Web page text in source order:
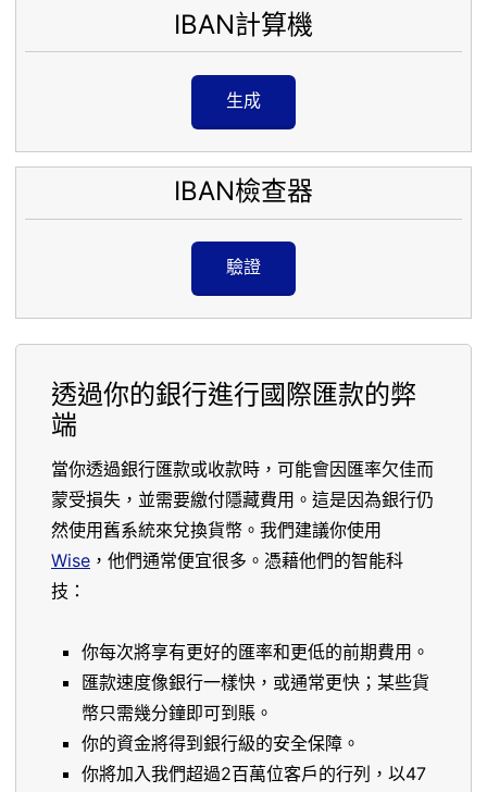
IBAN計算機
生成
IBAN檢查器
驗證
透過你的銀行進行國際匯款的弊
端
當你透過銀行匯款或收款時，可能會因匯率欠佳而
蒙受損失，並需要繳付隱藏費用。這是因為銀行仍
然使用舊系統來兌換貨幣。我們建議你使用
Wise ，他們通常便宜很多。憑藉他們的智能科
技：
你每次將享有更好的匯率和更低的前期費用。
匯款速度像銀行一樣快，或通常更快；某些貨
幣只需幾分鐘即可到賬。
你的資金將得到銀行級的安全保障。
你將加入我們超過2百萬位客戶的行列，以47